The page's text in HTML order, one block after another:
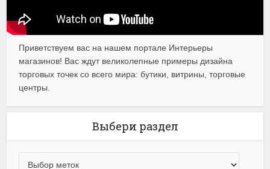
Приветствуем вас на нашем портале Интерьеры
магазинов! Вас ждут великолепные примеры дизайна
торговых точек со всего мира: бутики, витрины, торговые
центры.
Выбери раздел